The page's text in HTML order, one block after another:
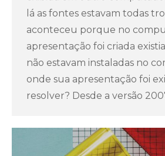
lá as fontes estavam todas
aconteceu porque no
apresentação foi criada
não estavam instaladas no
onde sua apresentação foi
resolver? Desde a versão